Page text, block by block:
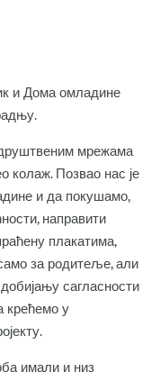
и Дома омладине
мрежама
колаж. Позвао нас је
и да покушамо,
направити
плакатима,
за родитеље, али
сагласности
крећемо у
имали и низ